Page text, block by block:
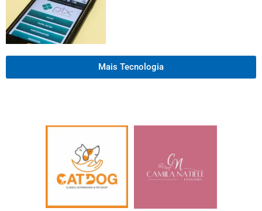
Mais Tecnologia